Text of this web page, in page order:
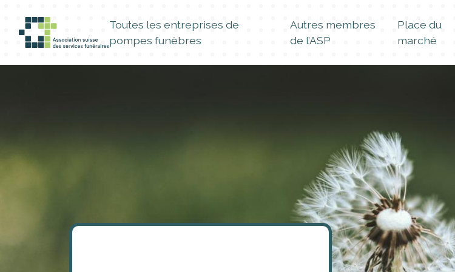
Toutes les entreprises de
pompes funèbres
Autres membres
de l’ASP
Place du
marché